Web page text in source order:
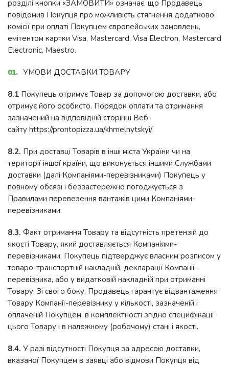
розділі кнопки «ЗАМОВИТИ» означає, що Продавець
повідомив Покупця про можливість стягнення додаткової
комісії при оплаті Покупцем європейських замовлень,
емітентом картки Visa, Mastercard, Visa Electron, Mastercard
Electronic, Maestro.
УМОВИ ДОСТАВКИ ТОВАРУ
8.1 Покупець отримує Товар за допомогою доставки, або
отримує його особисто. Порядок оплати та отримання
зазначений на відповідній сторінці Веб-
сайту https://prontopizza.ua/khmelnytskyi/.
8.2. При доставці Товарів в інші міста України чи на
території іншої країни, що виконується іншими Службами
доставки (далі Компаніями-перевізниками) Покупець у
повному обсязі і беззастережно погоджується з
Правилами перевезення вантажів цими Компаніями-
перевізниками.
8.3. Факт отримання Товару та відсутність претензій до
якості Товару, який доставляється Компаніями-
перевізниками, Покупець підтверджує власним розписом у
товаро-транспортній накладній, декларації Компанії-
перевізника, або у видатковій накладній при отриманні
Товару. Зі свого боку, Продавець гарантує відвантаження
Товару Компанії-перевізнику у кількості, зазначеній і
оплаченій Покупцем, в комплектності згідно специфікації
цього Товару і в належному (робочому) стані і якості.
8.4. У разі відсутності Покупця за адресою доставки,
вказаної Покупцем в заявці або відмови Покупця від